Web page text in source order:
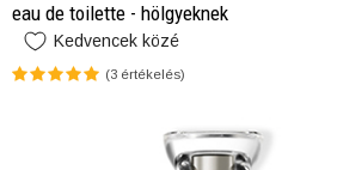
eau de toilette - hölgyeknek
Kedvencek közé
(3 értékelés)